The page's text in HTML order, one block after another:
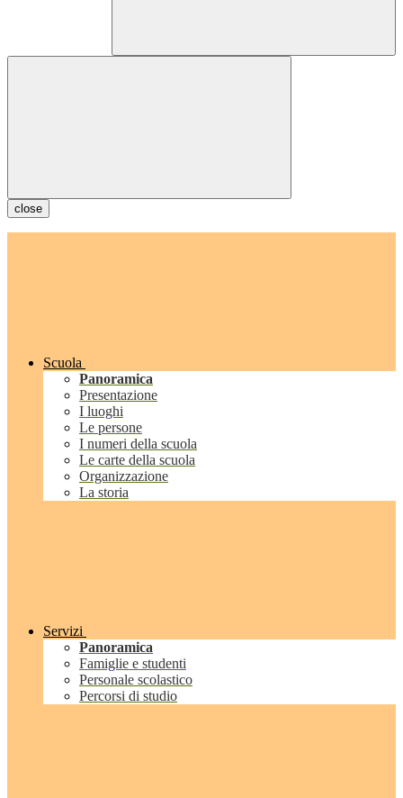
close
Scuola
Panoramica
Presentazione
I luoghi
Le persone
I numeri della scuola
Le carte della scuola
Organizzazione
La storia
Servizi
Panoramica
Famiglie e studenti
Personale scolastico
Percorsi di studio